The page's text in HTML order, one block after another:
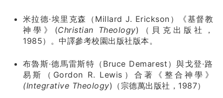
米拉德·埃里克森（Millard J. Erickson）《基督教
神學》(Christian Theology)（貝克出版社，
1985）。中譯參考校園出版社版本。
布魯斯·德馬雷斯特（Bruce Demarest）與戈登·路
易斯（Gordon R. Lewis）合著《整合神學》
(Integrative Theology)（宗德萬出版社，1987）